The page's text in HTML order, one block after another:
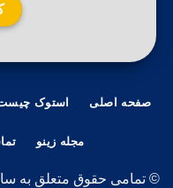
صفحه اصلی استوک
مجله زینو
© تمامی حقوق متعلق به